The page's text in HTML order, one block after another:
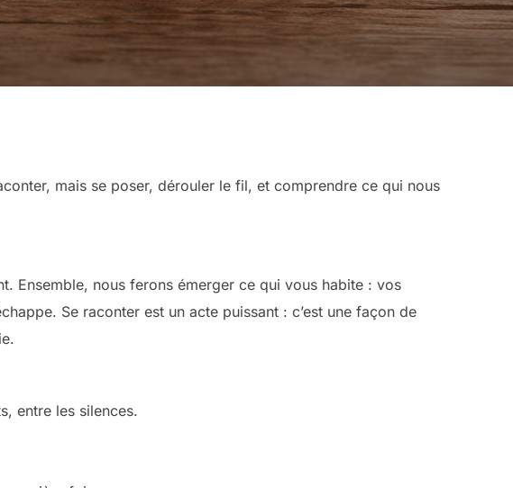
mais se poser, dérouler le fil, et comprendre ce qui nous
Ensemble, nous ferons émerger ce qui vous habite : vos
Se raconter est un acte puissant : c’est une façon de
entre les silences.